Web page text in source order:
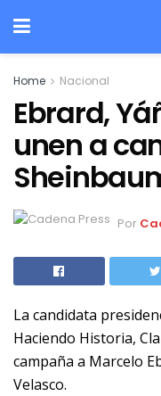
Home Nacional
Ebrard,
unen a
Por
La candidata
Haciendo Historia,
campaña a Marcelo
Velasco.